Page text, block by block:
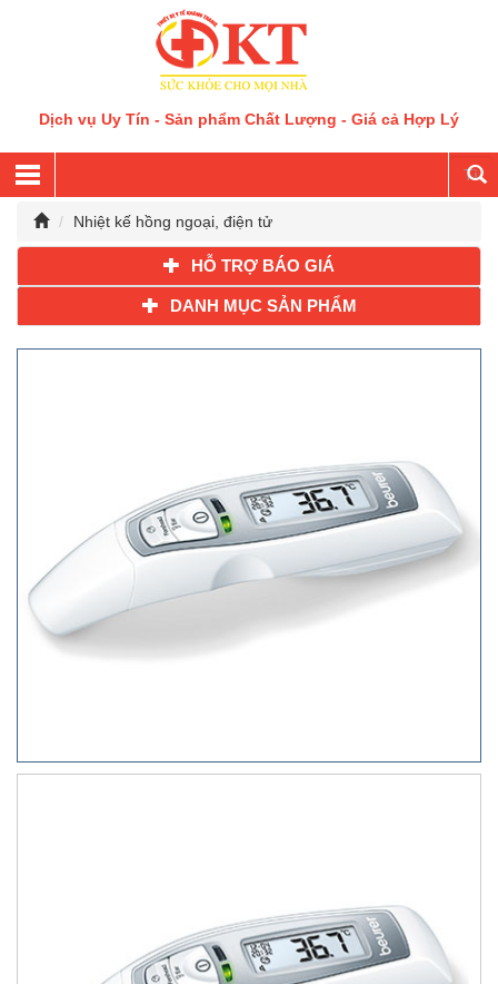
Dịch vụ Uy Tín - Sản phẩm Chất Lượng - Giá cả Hợp Lý
Nhiệt kế hồng ngoại, điện tử
HỖ TRỢ BÁO GIÁ
DANH MỤC SẢN PHẨM